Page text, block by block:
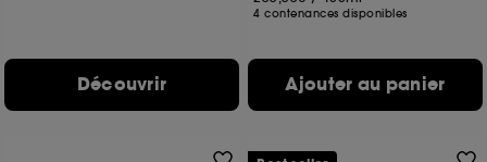
Découvrir
4 contenances disponibles
Ajouter au panier